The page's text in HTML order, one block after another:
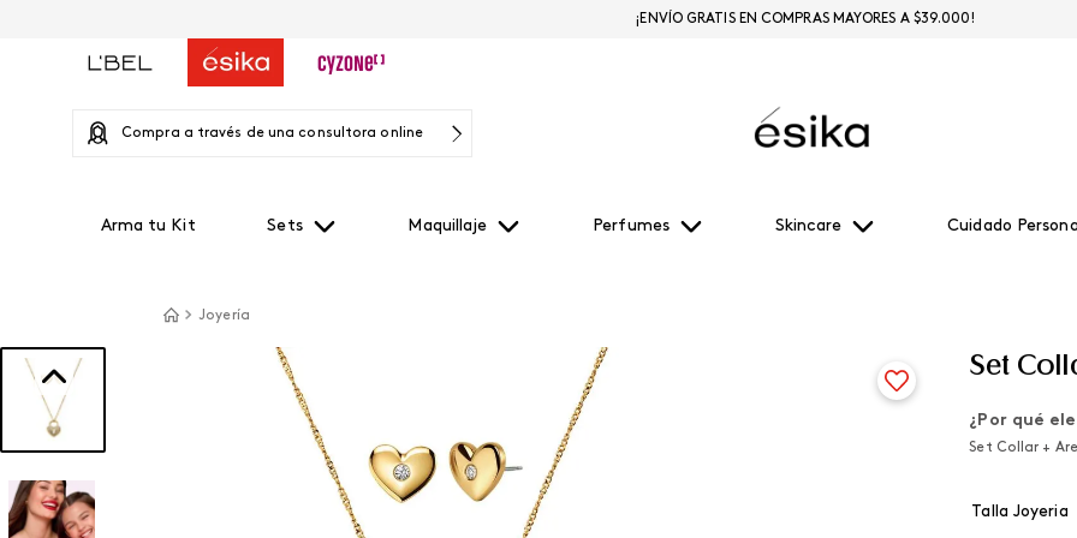
Compra a través de una consultora online
Arma tu Kit Sets Maquillaje Perfumes Skincare Cuidado
¡ENVÍO GRATIS EN COMPRAS MAYORES A $39.000!
Joyería
Set
¿Por qué
Set Collar +
Talla Joyeria